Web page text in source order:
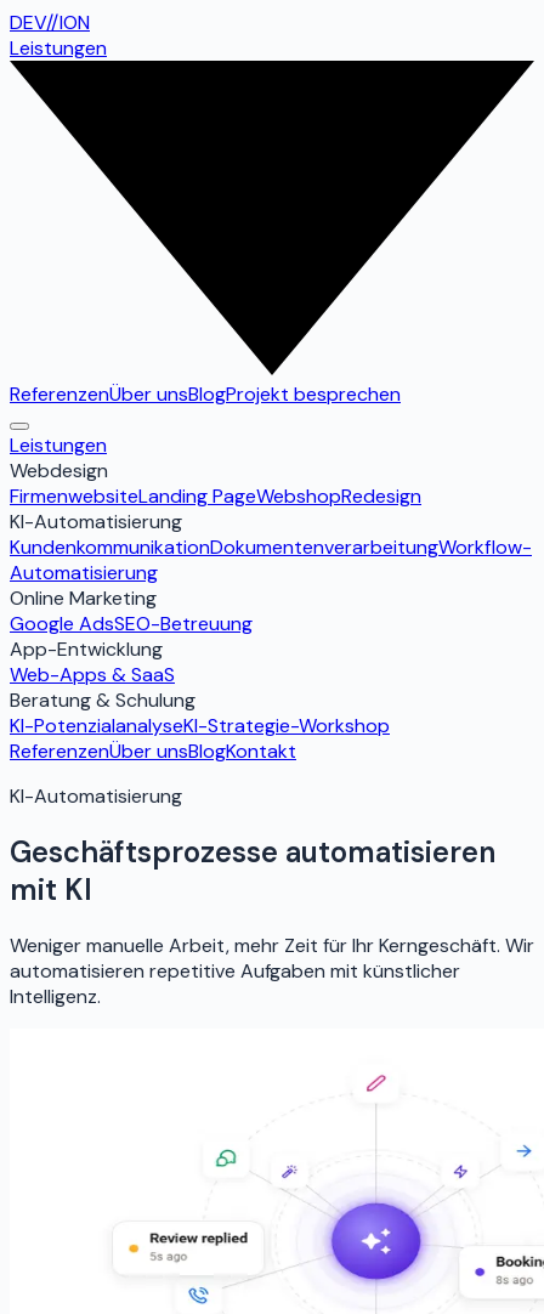
DEV//ION
Leistungen
ReferenzenÜber unsBlogProjekt besprechen
Leistungen
Webdesign
FirmenwebsiteLanding PageWebshopRedesign
KI-Automatisierung
KundenkommunikationDokumentenverarbeitungWorkflow-
Automatisierung
Online Marketing
Google AdsSEO-Betreuung
App-Entwicklung
Web-Apps & SaaS
Beratung & Schulung
KI-PotenzialanalyseKI-Strategie-Workshop
ReferenzenÜber unsBlogKontakt
KI-Automatisierung
Geschäftsprozesse automatisieren
mit KI
Weniger manuelle Arbeit, mehr Zeit für Ihr Kerngeschäft. Wir
automatisieren repetitive Aufgaben mit künstlicher
Intelligenz.